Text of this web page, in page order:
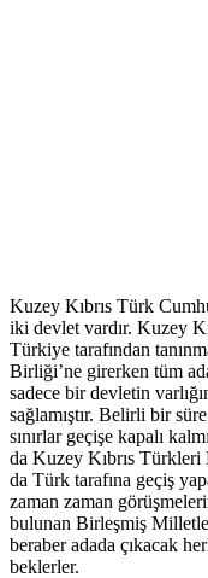
Kuzey Kıbrıs Türk
iki devlet vardır. Kuzey
Türkiye tarafından
Birliği’ne girerken tüm
sadece bir devletin
sağlamıştır. Belirli bir
sınırlar geçişe kapalı
da Kuzey Kıbrıs Türkleri
da Türk tarafına geçiş
zaman zaman
bulunan Birleşmiş
beraber adada çıkacak
beklerler.